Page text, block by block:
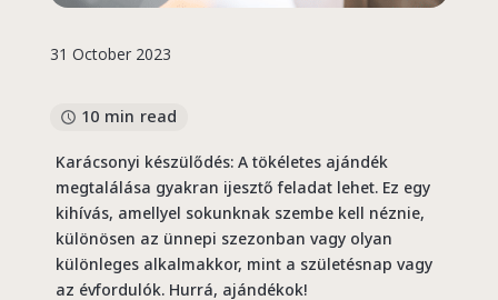
31 October 2023
10 min read
Karácsonyi készülődés: A tökéletes ajándék
megtalálása gyakran ijesztő feladat lehet. Ez egy
kihívás, amellyel sokunknak szembe kell néznie,
különösen az ünnepi szezonban vagy olyan
különleges alkalmakkor, mint a születésnap vagy
az évfordulók. Hurrá, ajándékok!